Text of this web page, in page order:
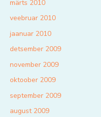
märts 2010
veebruar 2010
jaanuar 2010
detsember 2009
november 2009
oktoober 2009
september 2009
august 2009